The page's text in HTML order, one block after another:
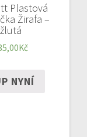
Plastová
Žirafa –
žlutá
Kč
NYNÍ